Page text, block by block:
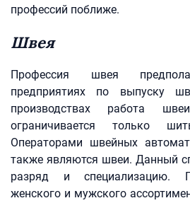
профессий поближе.
Швея
Профессия швея
предприятиях по выпуску
производствах работа
ограничивается только
Операторами швейных
также являются швеи. Данный
разряд и специализацию.
женского и мужского